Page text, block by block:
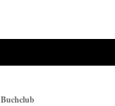
Buchclub